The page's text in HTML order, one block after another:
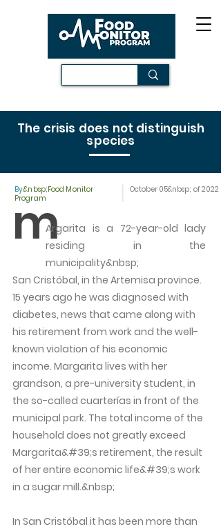
The crisis does not distinguish
species
By:&nbsp;Food Monitor
Program
October 05&nbsp; of 2022
mArgarita is a 72-year-old lady
residing in the
municipality&nbsp;
San Cristóbal, in the Artemisa province.
15 years ago he was diagnosed with
diabetes, news that came along with
his retirement from work and the well-
known violation of his economic
income. Margarita lives with her
grandson, a pre-university student, in
the so-called cuarterías in front of the
municipal park. The total income of the
household does not greatly exceed
Margarita&#39;s retirement, the result
of her entire economic life&#39;s work
in a sugar mill.&nbsp;
In San Cristóbal it has been more than